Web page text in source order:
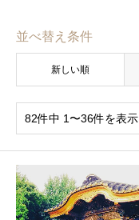
並べ替え条件
新しい順
82件中 1〜36件を表示